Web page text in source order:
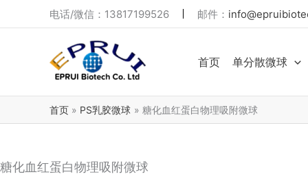
至
电话/微信：13817199526 邮件：
首页 单分散微球
首页 PS乳胶微球 糖化血红蛋白物理吸附微球
糖化血红蛋白物理吸附微球